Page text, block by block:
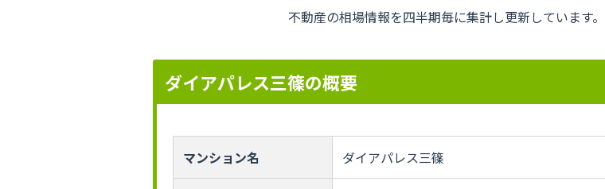
不動産の相場情報を四半期毎に集計し更新しています
ダイアパレス三篠の概要
マンション名 ダイアパレス三篠